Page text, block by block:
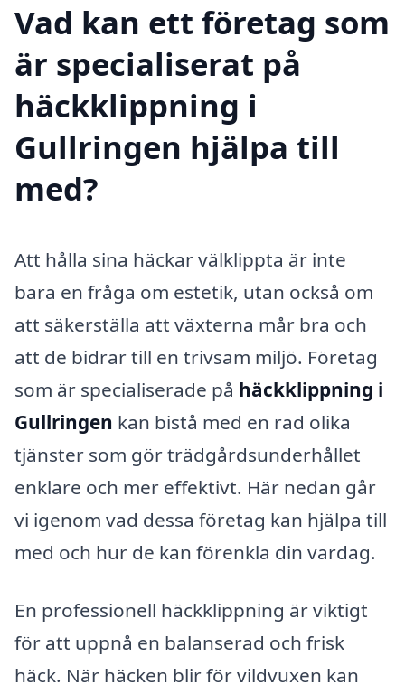
Vad kan ett företag som
är specialiserat på
häckklippning i
Gullringen hjälpa till
med?
Att hålla sina häckar välklippta är inte
bara en fråga om estetik, utan också om
att säkerställa att växterna mår bra och
att de bidrar till en trivsam miljö. Företag
som är specialiserade på häckklippning i
Gullringen kan bistå med en rad olika
tjänster som gör trädgårdsunderhållet
enklare och mer effektivt. Här nedan går
vi igenom vad dessa företag kan hjälpa till
med och hur de kan förenkla din vardag.
En professionell häckklippning är viktigt
för att uppnå en balanserad och frisk
häck. När häcken blir för vildvuxen kan